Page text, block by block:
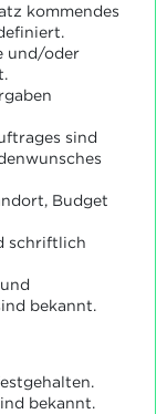
kommendes
und/oder
sind
Budget
schriftlich
bekannt.
bekannt.